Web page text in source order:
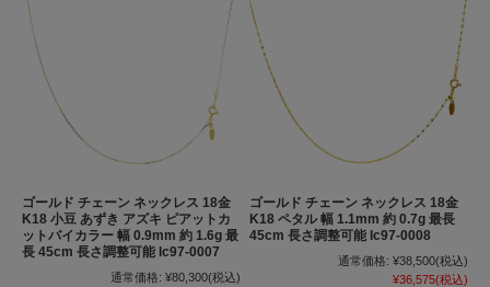
ゴールド チェーン ネックレス 18金
K18 小豆 あずき アズキ ピアットカ
ットバイカラー 幅 0.9mm 約 1.6g 最
長 45cm 長さ調整可能 lc97-0007
通常価格: ¥80,300(税込)
ゴールド チェーン ネックレス 18金
K18 ペタル 幅 1.1mm 約 0.7g 最長
45cm 長さ調整可能 lc97-0008
通常価格: ¥38,500(税込)
¥36,575(税込)